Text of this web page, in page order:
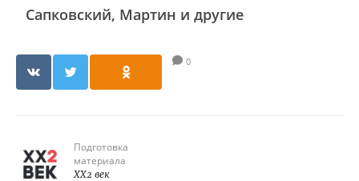
Сапковский, Мартин и другие
0
Подготовка
материала
XX2 век